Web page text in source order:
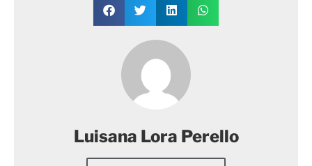
Luisana Lora Perello